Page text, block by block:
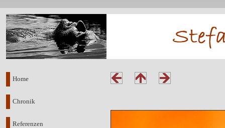
Home
Chronik
Referenzen